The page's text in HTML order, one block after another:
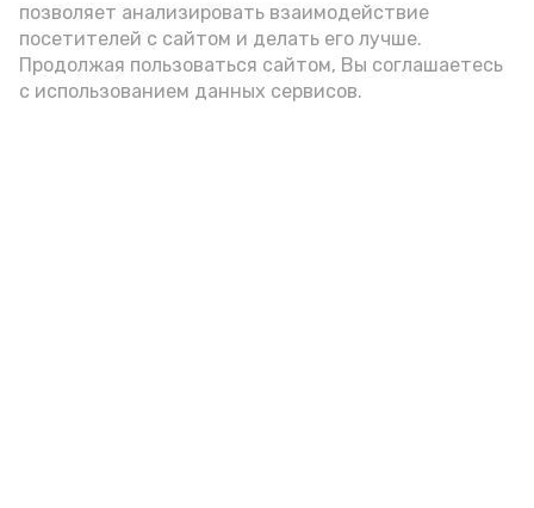
позволяет анализировать взаимодействие
посетителей с сайтом и делать его лучше.
Продолжая пользоваться сайтом, Вы соглашаетесь
с использованием данных сервисов.